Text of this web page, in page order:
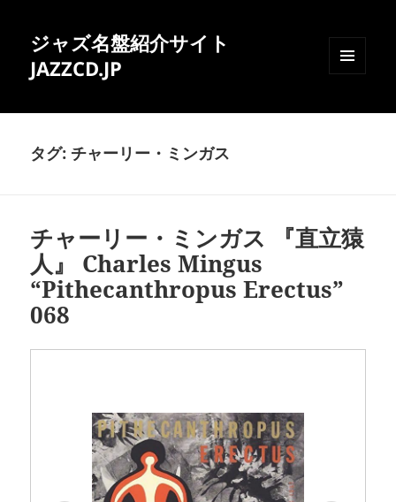
ジャズ名盤紹介サイト
JAZZCD.JP
ィジェ
タグ: チャーリー・ミンガス
チャーリー・ミンガス 『直立猿
人』 Charles Mingus
“Pithecanthropus Erectus”
068